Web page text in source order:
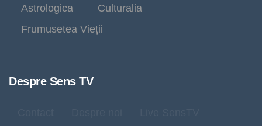
Astrologica
Culturalia
Frumusetea Vieții
Despre Sens TV